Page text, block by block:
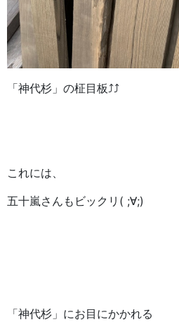
「神代杉」の柾目板⤴⤴
これには、
五十嵐さんもビックリ( ;∀;)
「神代杉」にお目にかかれる